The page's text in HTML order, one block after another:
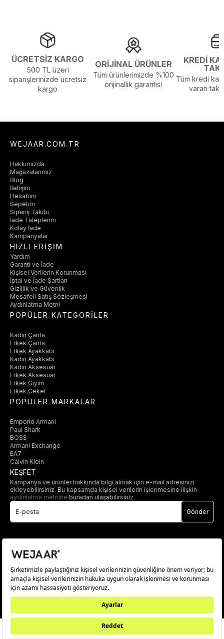
ÜCRETSİZ KARGO
500 TL üzeri
siparişlerinizde ücretsiz
kargo
ORİJİNAL ÜRÜNLER
Tüm ürünlerimizde %100
orijinallik garantisi
KREDİ
Tüm kredi
varan
WEJAAR.COM.TR
Hakkımızda
Mağazalarımız
Blog
İletişim
Hesabım
Sepetim
Sipariş Takibi
İade Taleplerim
Kolay İade
Kampanyalar
HIZLI ERİŞİM
Yardım
Garanti ve İade
Kişisel Verilerin Korunması
İptal ve İade Şartları
Gizlilik ve Güvenlik
Mesafeli Satış Sözleşmesi
Aydınlatma Metni
POPÜLER KATEGORİLER
Kadın Çanta
Erkek Çanta
Erkek Ayakkabı
Kadın Ayakkabı
Kadın Aksesuar
Erkek Aksesuar
Erkek Giyim
Erkek Ceket
POPÜLER MARKALAR
Emporio Armani
Paul Shark
BOSS
Armani Exchange
EA7
Calvin Klein
KEŞFET
Kampanya ve ürünler hakkında bilgi almak için e-mail adresinizi
ekleyebilirsiniz. Bu kapsamda kişisel verilerin işlenmesine ilişkin
aydınlatma metnine buradan ulaşabilirsiniz.
Gönder
© 2025 wejaar.com.tr. tüm hakları saklıdır.